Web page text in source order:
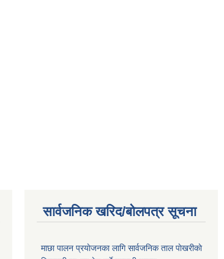
सार्वजनिक खरिद/बोलपत्र सूचना
माछा पालन प्रयाेजनका लागि सार्वजनिक ताल पाेखरीकाे